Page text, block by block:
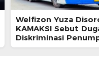
Welfizon Yuza
KAMAKSI Sebut
Diskriminasi
TransJakarta